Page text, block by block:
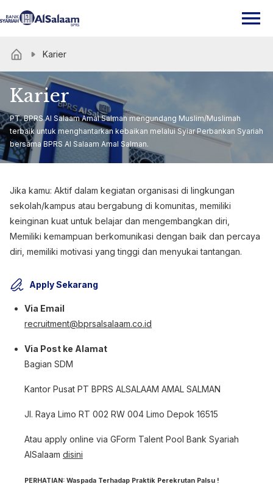
Karier
Karier
PT. BPRS Al Salaam Amal Salman mengundang Muslim/Muslimah
terbaik untuk menghantarkan kebaikan melalui Syiar Perbankan Syariah
bersama BPRS Al Salaam Amal Salman.
Jika kamu: Aktif dalam kegiatan organisasi di lingkungan
sekolah/kampus atau bergabung di komunitas, memiliki
keinginan kuat untuk belajar dan mengembangkan diri,
Memiliki kemampuan berkomunikasi dengan baik dan percaya
diri, memiliki motivasi yang tinggi dan menyukai tantangan.
Apply Sekarang
Via Email
recruitment@bprsalsalaam.co.id
Via Post ke Alamat
Bagian SDM
Kantor Pusat PT BPRS ALSALAAM AMAL SALMAN
Jl. Raya Limo RT 002 RW 004 Limo Depok 16515
Atau apply online via GForm Talent Pool Bank Syariah
AlSalaam disini
PERHATIAN: Waspada Terhadap Praktik Perekrutan Palsu !